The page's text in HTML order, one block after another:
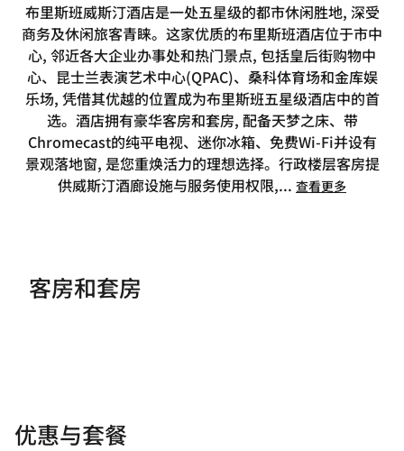
布里斯班威斯汀酒店是一处五星级的都市休闲胜地, 深受
商务及休闲旅客青睐。这家优质的布里斯班酒店位于市中
心, 邻近各大企业办事处和热门景点, 包括皇后街购物中
心、昆士兰表演艺术中心(QPAC)、桑科体育场和金库娱
乐场, 凭借其优越的位置成为布里斯班五星级酒店中的首
选。酒店拥有豪华客房和套房, 配备天梦之床、带
Chromecast的纯平电视、迷你冰箱、免费Wi-Fi并设有
景观落地窗, 是您重焕活力的理想选择。行政楼层客房提
供威斯汀酒廊设施与服务使用权限,... 查看更多
客房和套房
优惠与套餐